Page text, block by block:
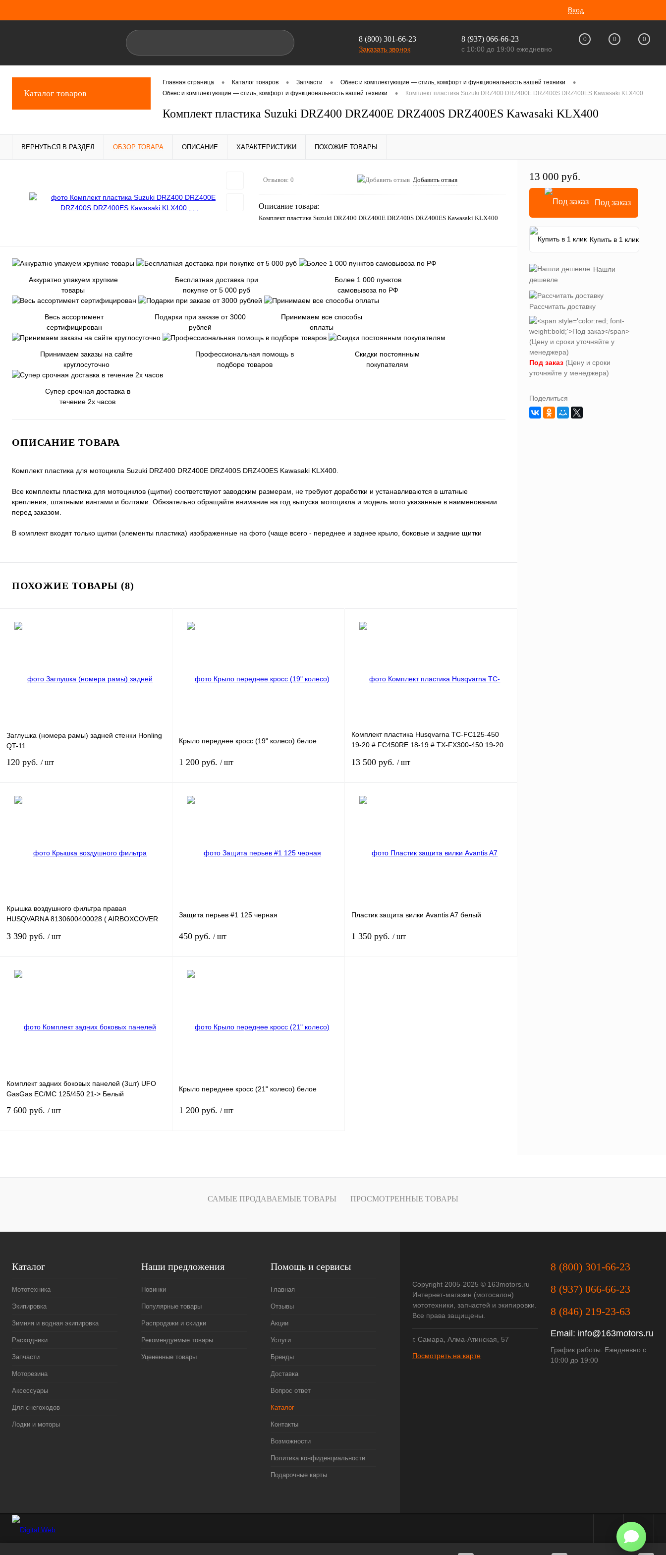
Вход
8 (800) 301-66-23
Заказать звонок
8 (937) 066-66-23
с 10:00 до 19:00 ежедневно
0 0 0
Каталог товаров
Главная страница • Каталог товаров • Запчасти • Обвес и комплектующие — стиль, комфорт и функциональность вашей техники •
Обвес и комплектующие — стиль, комфорт и функциональность вашей техники • Комплект пластика Suzuki DRZ400 DRZ400E DRZ400S DRZ400ES Kawasaki KLX400
Комплект пластика Suzuki DRZ400 DRZ400E DRZ400S DRZ400ES Kawasaki KLX400
ВЕРНУТЬСЯ В РАЗДЕЛ ОБЗОР ТОВАРА ОПИСАНИЕ ХАРАКТЕРИСТИКИ ПОХОЖИЕ ТОВАРЫ
Отзывов: 0 Добавить отзыв
Описание товара:
Комплект пластика Suzuki DRZ400 DRZ400E DRZ400S DRZ400ES Kawasaki KLX400
Аккуратно упакуем хрупкие
товары
Бесплатная доставка при
покупке от 5 000 руб
Более 1 000 пунктов
самовывоза по РФ
Весь ассортимент
сертифицирован
Подарки при заказе от 3000
рублей
Принимаем все способы
оплаты
Принимаем заказы на сайте
круглосуточно
Профессиональная помощь в
подборе товаров
Скидки постоянным
покупателям
Супер срочная доставка в
течение 2х часов
ОПИСАНИЕ ТОВАРА
Комплект пластика для мотоцикла Suzuki DRZ400 DRZ400E DRZ400S DRZ400ES Kawasaki KLX400.
Все комплекты пластика для мотоциклов (щитки) соответствуют заводским размерам, не требуют доработки и устанавливаются в штатные
крепления, штатными винтами и болтами. Обязательно обращайте внимание на год выпуска мотоцикла и модель мото указанные в наименовании
перед заказом.
В комплект входят только щитки (элементы пластика) изображенные на фото (чаще всего - переднее и заднее крыло, боковые и задние щитки
ПОХОЖИЕ ТОВАРЫ (8)
Заглушка (номера рамы) задней стенки Honling
QT-11
120 руб. / шт
наличии
Крыло переднее кросс (19" колесо) белое
1 200 руб. / шт
наличии
Комплект пластика Husqvarna TC-FC125-450
19-20 # FC450RE 18-19 # TX-FX300-450 19-20
13 500 руб. / шт
наличии
Крышка воздушного фильтра правая
HUSQVARNA 8130600400028 ( AIRBOXCOVER
3 390 руб. / шт
наличии
Защита перьев #1 125 черная
450 руб. / шт
наличии
Пластик защита вилки Avantis A7 белый
1 350 руб. / шт
Комплект задних боковых панелей (3шт) UFO
GasGas EC/MC 125/450 21-> Белый
7 600 руб. / шт
Купить в 1 клик Сравнение
Крыло переднее кросс (21" колесо) белое
1 200 руб. / шт
Купить в 1 клик Сравнение
13 000 руб.
Под заказ
Купить в 1 клик
Нашли
дешевле
Рассчитать доставку
Под заказ (Цену и сроки
уточняйте у менеджера)
Поделиться
САМЫЕ ПРОДАВАЕМЫЕ ТОВАРЫ ПРОСМОТРЕННЫЕ ТОВАРЫ
Каталог
Мототехника
Экипировка
Зимняя и водная экипировка
Расходники
Запчасти
Моторезина
Аксессуары
Для снегоходов
Лодки и моторы
Наши предложения
Новинки
Популярные товары
Распродажи и скидки
Рекомендуемые товары
Уцененные товары
Помощь и сервисы
Главная
Отзывы
Акции
Услуги
Бренды
Доставка
Вопрос ответ
Каталог
Контакты
Возможности
Политика конфиденциальности
Подарочные карты
Copyright 2005-2025 © 163motors.ru
Интернет-магазин (мотосалон)
мототехники, запчастей и экипировки.
Все права защищены.
г. Самара, Алма-Атинская, 57
Посмотреть на карте
8 (800) 301-66-23
8 (937) 066-66-23
8 (846) 219-23-63
Email: info@163motors.ru
График работы: Ежедневно с
10:00 до 19:00